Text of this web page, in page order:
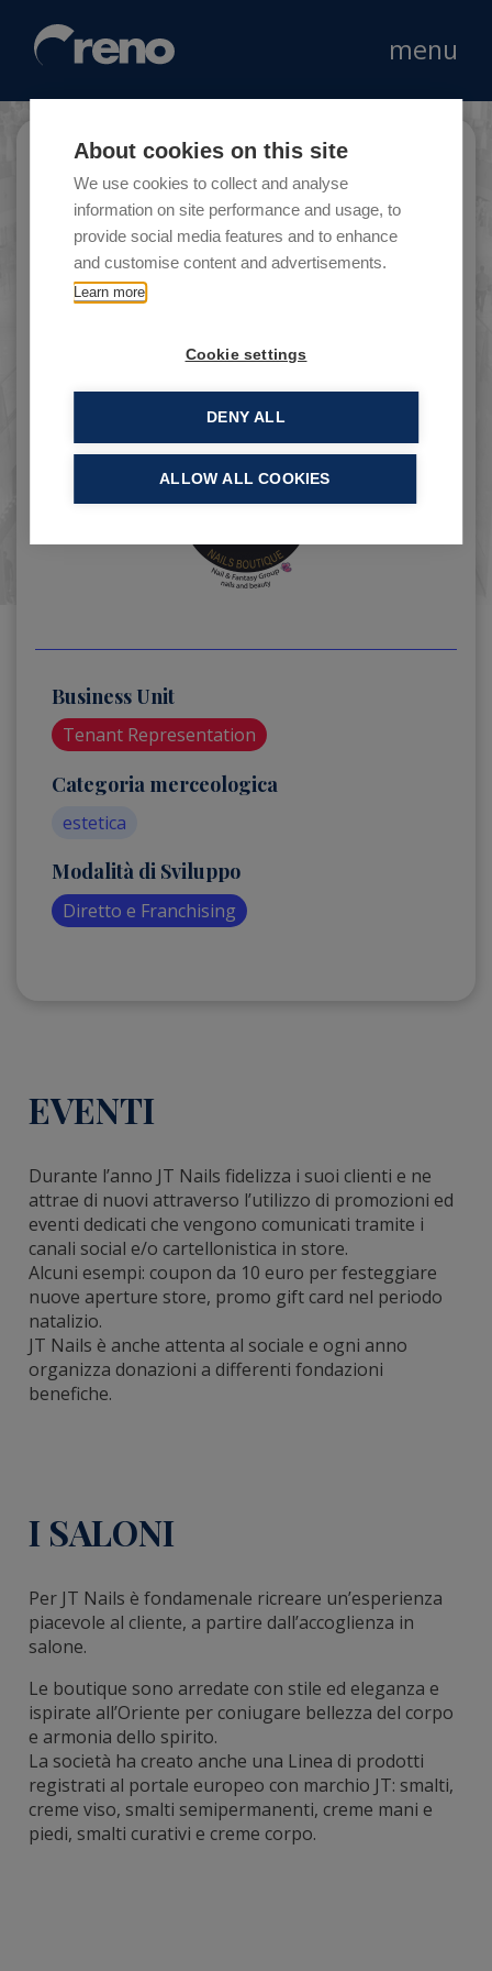
About cookies on this site
We use cookies to collect and analyse
information on site performance and usage, to
provide social media features and to enhance
and customise content and advertisements.
Learn more
Cookie settings
DENY ALL
ALLOW ALL COOKIES
menu
JT Nails
ll core business di JT Nails riguarda la cura e la
Business Unit
Tenant Representation
Categoria merceologica
estetica
Modalità di Sviluppo
Diretto e Franchising
I SALONI
Per JT Nails è fondamenale ricreare un’esperienza
piacevole al cliente, a partire dall’accoglienza in
salone.
Le boutique sono arredate con stile ed eleganza e
ispirate all’Oriente per coniugare bellezza del corpo
e armonia dello spirito.
La società ha creato anche una Linea di prodotti
registrati al portale europeo con marchio JT: smalti,
creme viso, smalti semipermanenti, creme mani e
piedi, smalti curativi e creme corpo.
EVENTI
Durante l’anno JT Nails fidelizza i suoi clienti e ne
attrae di nuovi attraverso l’utilizzo di promozioni ed
eventi dedicati che vengono comunicati tramite i
canali social e/o cartellonistica in store.
Alcuni esempi: coupon da 10 euro per festeggiare
nuove aperture store, promo gift card nel periodo
natalizio.
JT Nails è anche attenta al sociale e ogni anno
organizza donazioni a differenti fondazioni
benefiche.